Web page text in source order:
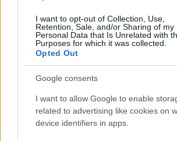
I want to opt-out of Collection, Use,
Retention, Sale, and/or Sharing of my
Personal Data that Is Unrelated with
Purposes for which it was collected.
Opted Out
Google consents
I want to allow Google to enable
related to advertising like cookies on
device identifiers in apps.